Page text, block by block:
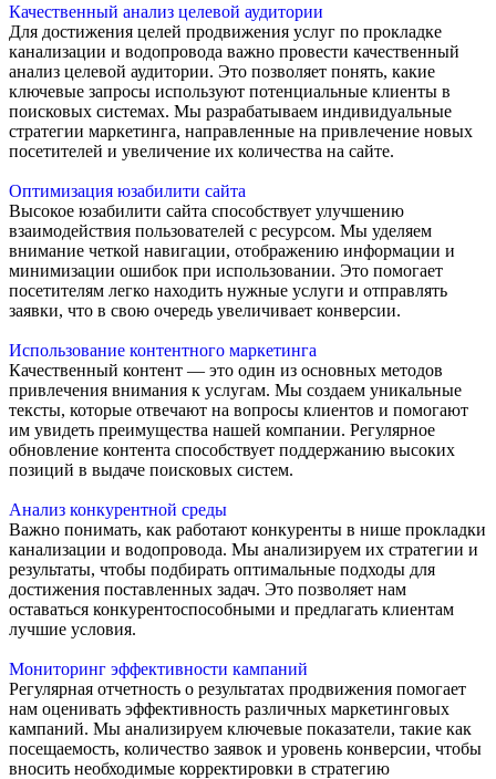
Качественный анализ целевой аудитории
Для достижения целей продвижения услуг по прокладке
канализации и водопровода важно провести качественный
анализ целевой аудитории. Это позволяет понять, какие
ключевые запросы используют потенциальные клиенты в
поисковых системах. Мы разрабатываем индивидуальные
стратегии маркетинга, направленные на привлечение новых
посетителей и увеличение их количества на сайте.
Оптимизация юзабилити сайта
Высокое юзабилити сайта способствует улучшению
взаимодействия пользователей с ресурсом. Мы уделяем
внимание четкой навигации, отображению информации и
минимизации ошибок при использовании. Это помогает
посетителям легко находить нужные услуги и отправлять
заявки, что в свою очередь увеличивает конверсии.
Использование контентного маркетинга
Качественный контент — это один из основных методов
привлечения внимания к услугам. Мы создаем уникальные
тексты, которые отвечают на вопросы клиентов и помогают
им увидеть преимущества нашей компании. Регулярное
обновление контента способствует поддержанию высоких
позиций в выдаче поисковых систем.
Анализ конкурентной среды
Важно понимать, как работают конкуренты в нише прокладки
канализации и водопровода. Мы анализируем их стратегии и
результаты, чтобы подбирать оптимальные подходы для
достижения поставленных задач. Это позволяет нам
оставаться конкурентоспособными и предлагать клиентам
лучшие условия.
Мониторинг эффективности кампаний
Регулярная отчетность о результатах продвижения помогает
нам оценивать эффективность различных маркетинговых
кампаний. Мы анализируем ключевые показатели, такие как
посещаемость, количество заявок и уровень конверсии, чтобы
вносить необходимые корректировки в стратегию